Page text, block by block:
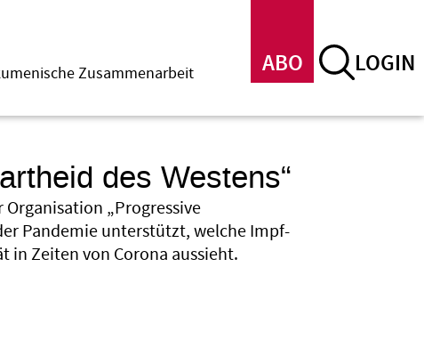
ABO LOGIN
Zusammenarbeit
des Westens“
„Progressive
Pandemie unterstützt, welche Impf-
in Zeiten von Corona aussieht.